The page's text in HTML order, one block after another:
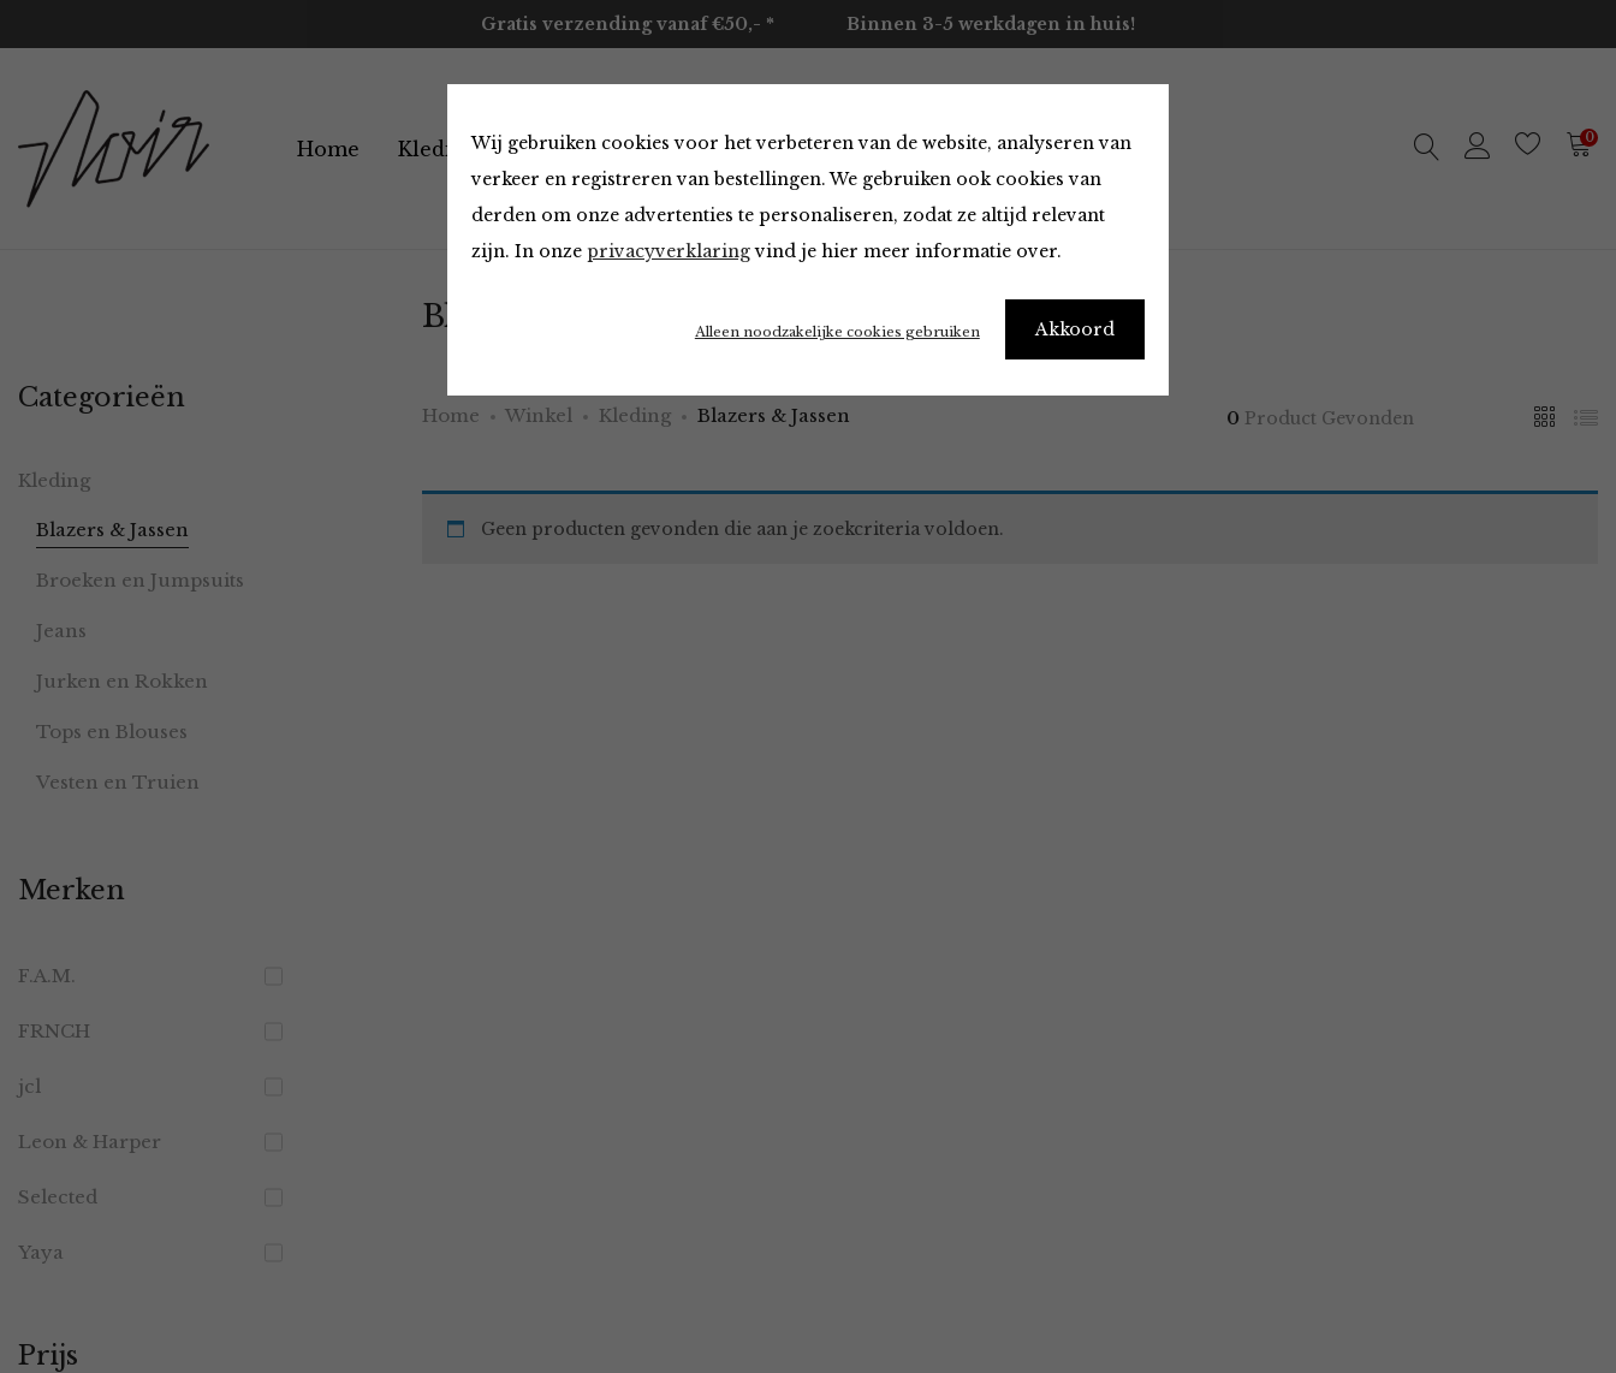
Wij gebruiken cookies voor het verbeteren van de website, analyseren van
verkeer en registreren van bestellingen. We gebruiken ook cookies van
derden om onze advertenties te personaliseren, zodat ze altijd relevant
zijn. In onze privacyverklaringvind je hier meer informatie over.
Akkoord
Alleen noodzakelijke cookies gebruiken
Gratis verzending vanaf €50,- * Binnen 3-5 werkdagen in huis!
Home Kleding Accessoires Merken Over ons Contact 0
Blazers & Jassen
Home Winkel Kleding Blazers & Jassen 0 Product Gevonden
Geen producten gevonden die aan je zoekcriteria voldoen.
Categorieën
Kleding
Blazers & Jassen
Broeken en Jumpsuits
Jeans
Jurken en Rokken
Tops en Blouses
Vesten en Truien
Merken
F.A.M.
FRNCH
jcl
Leon & Harper
Selected
Yaya
Prijs